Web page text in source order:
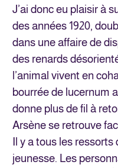
J’ai donc eu plaisir à
des années 1920,
dans une affaire de
des renards
l’animal vivent en
bourrée de lucernum
donne plus de fil à
Arsène se retrouve
Il y a tous les
jeunesse. Les